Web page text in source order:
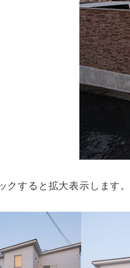
クすると拡大表示します。